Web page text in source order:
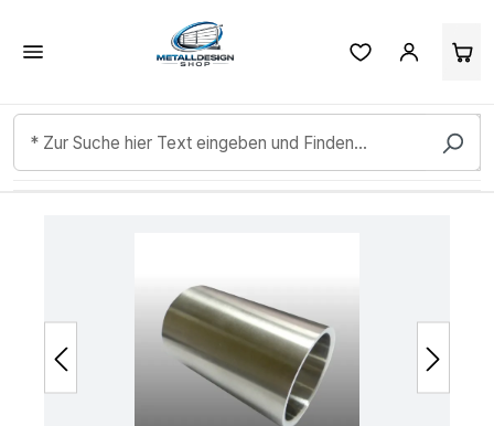
Zum Hauptinhalt springen